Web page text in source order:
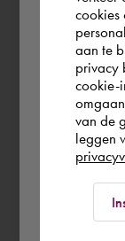
years 5
Shop
CAD
you wish
Rest
cookies
aan te
privacy
cookie-
van de
leggen